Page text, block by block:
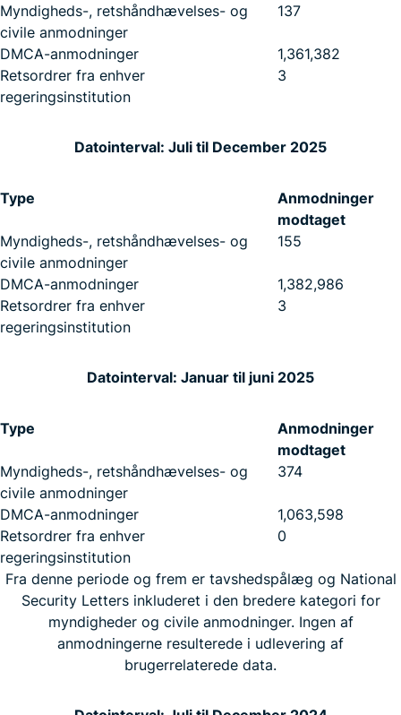
Myndigheds-, retshåndhævelses- og
civile anmodninger
137
DMCA-anmodninger
1,361,382
Retsordrer fra enhver
regeringsinstitution
3
Datointerval: Juli til December 2025
Type
Anmodninger
modtaget
Myndigheds-, retshåndhævelses- og
civile anmodninger
155
DMCA-anmodninger
1,382,986
Retsordrer fra enhver
regeringsinstitution
3
Datointerval: Januar til juni 2025
Type
Anmodninger
modtaget
Myndigheds-, retshåndhævelses- og
civile anmodninger
374
DMCA-anmodninger
1,063,598
Retsordrer fra enhver
regeringsinstitution
0
Fra denne periode og frem er tavshedspålæg og National
Security Letters inkluderet i den bredere kategori for
myndigheder og civile anmodninger. Ingen af
anmodningerne resulterede i udlevering af
brugerrelaterede data.